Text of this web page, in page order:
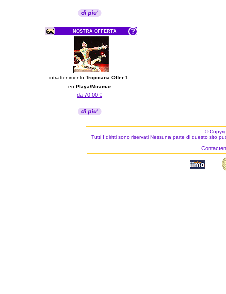
NOSTRA OFFERTA
intrattenimento Tropicana Offer 1
en Playa/Miramar
da 70.00 €
©
Tutti I diritti sono riservati Nessuna parte di questo sito